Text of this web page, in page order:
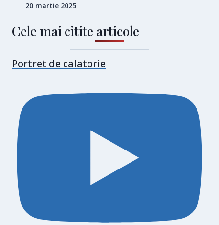
20 martie 2025
Cele mai citite articole
Portret de calatorie